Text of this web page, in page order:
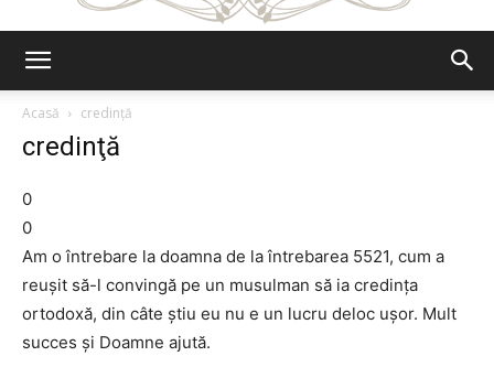
Acasă
credinţă
credinţă
0
0
Am o întrebare la doamna de la întrebarea 5521, cum a
reuşit să-l convingă pe un musulman să ia credinţa
ortodoxă, din câte ştiu eu nu e un lucru deloc uşor. Mult
succes şi Doamne ajută.